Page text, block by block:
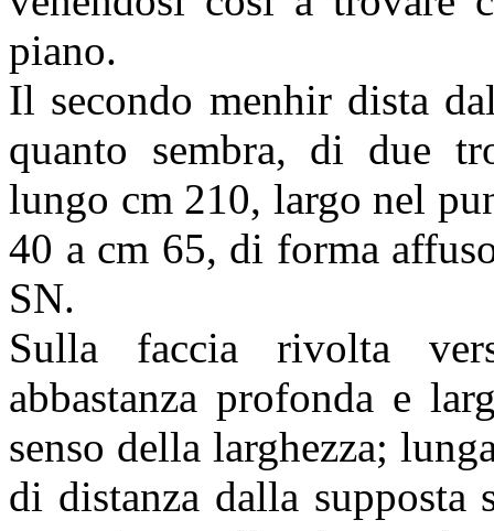
piano.
Il secondo menhir dista
quanto sembra, di due
lungo cm 210, largo nel
40 a cm 65, di forma
SN.
Sulla faccia rivolta
abbastanza profonda e
senso della larghezza;
di distanza dalla supposta